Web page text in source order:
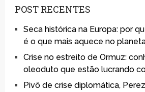
POST RECENTES
Seca histórica na Europa: por
é o que mais aquece no
Crise no estreito de Ormuz:
oleoduto que estão lucrando
Pivô de crise diplomática,